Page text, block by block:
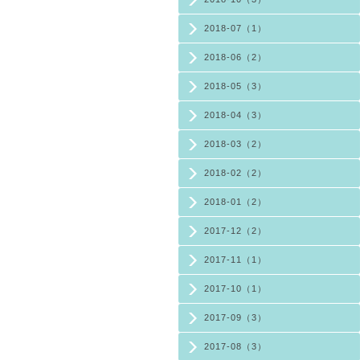
2018-07（1）
2018-06（2）
2018-05（3）
2018-04（3）
2018-03（2）
2018-02（2）
2018-01（2）
2017-12（2）
2017-11（1）
2017-10（1）
2017-09（3）
2017-08（3）